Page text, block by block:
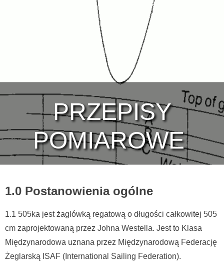
PRZEPISY
POMIAROWE
1.0 Postanowienia ogólne
1.1 505ka jest żaglówką regatową o długości całkowitej 505
cm zaprojektowaną przez Johna Westella. Jest to Klasa
Międzynarodowa uznana przez Międzynarodową Federację
Żeglarską ISAF (International Sailing Federation).